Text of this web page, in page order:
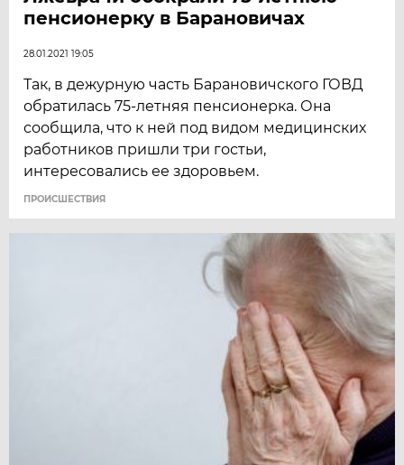
пенсионерку в Барановичах
28.01.2021 19:05
Так, в дежурную часть Барановичского ГОВД
обратилась 75-летняя пенсионерка. Она
сообщила, что к ней под видом медицинских
работников пришли три гостьи,
интересовались ее здоровьем.
ПРОИСШЕСТВИЯ